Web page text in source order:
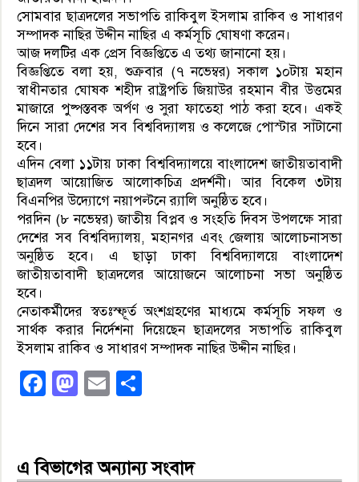
সোমবার ছাত্রদলের সভাপতি রাকিবুল ইসলাম রাকিব ও সাধারণ
সম্পাদক নাছির উদ্দীন নাছির এ কর্মসূচি ঘোষণা করেন।
আজ দলটির এক প্রেস বিজ্ঞপ্তিতে এ তথ্য জানানো হয়।
বিজ্ঞপ্তিতে বলা হয়, শুক্রবার (৭ নভেম্বর) সকাল ১০টায় মহান
স্বাধীনতার ঘোষক শহীদ রাষ্ট্রপতি জিয়াউর রহমান বীর উত্তমের
মাজারে পুষ্পস্তবক অর্পণ ও সুরা ফাতেহা পাঠ করা হবে। একই
দিনে সারা দেশের সব বিশ্ববিদ্যালয় ও কলেজে পোস্টার সাঁটানো
হবে।
এদিন বেলা ১১টায় ঢাকা বিশ্ববিদ্যালয়ে বাংলাদেশ জাতীয়তাবাদী
ছাত্রদল আয়োজিত আলোকচিত্র প্রদর্শনী। আর বিকেল ৩টায়
বিএনপির উদ্যোগে নয়াপল্টনে র‍্যালি অনুষ্ঠিত হবে।
পরদিন (৮ নভেম্বর) জাতীয় বিপ্লব ও সংহতি দিবস উপলক্ষে সারা
দেশের সব বিশ্ববিদ্যালয়, মহানগর এবং জেলায় আলোচনাসভা
অনুষ্ঠিত হবে। এ ছাড়া ঢাকা বিশ্ববিদ্যালয়ে বাংলাদেশ
জাতীয়তাবাদী ছাত্রদলের আয়োজনে আলোচনা সভা অনুষ্ঠিত
হবে।
নেতাকর্মীদের স্বতঃস্ফূর্ত অংশগ্রহণের মাধ্যমে কর্মসূচি সফল ও
সার্থক করার নির্দেশনা দিয়েছেন ছাত্রদলের সভাপতি রাকিবুল
ইসলাম রাকিব ও সাধারণ সম্পাদক নাছির উদ্দীন নাছির।
Facebook
Mastodon
Email
এ বিভাগের অন্যান্য সংবাদ